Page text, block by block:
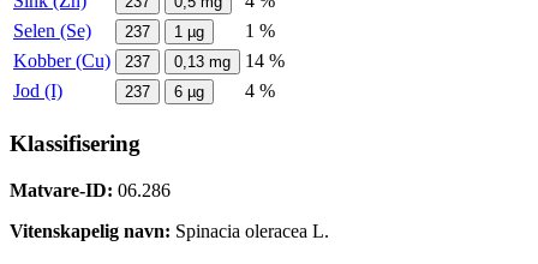
Selen (Se)
237 1 µg
1 %
Kobber (Cu)
237 0,13 mg
14 %
Jod (I)
237 6 µg 4 %
Klassifisering
Matvare-ID: 06.286
Vitenskapelig navn: Spinacia oleracea L.